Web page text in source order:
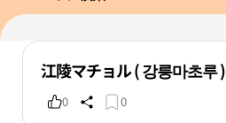
江陵マチョル ( 강릉마초루 )
0 0